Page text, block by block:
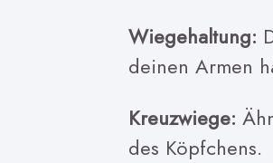
Wiegehaltung:
deinen Armen
Kreuzwiege:
des Köpfchens.